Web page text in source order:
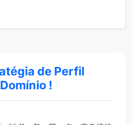
de Perfil
!